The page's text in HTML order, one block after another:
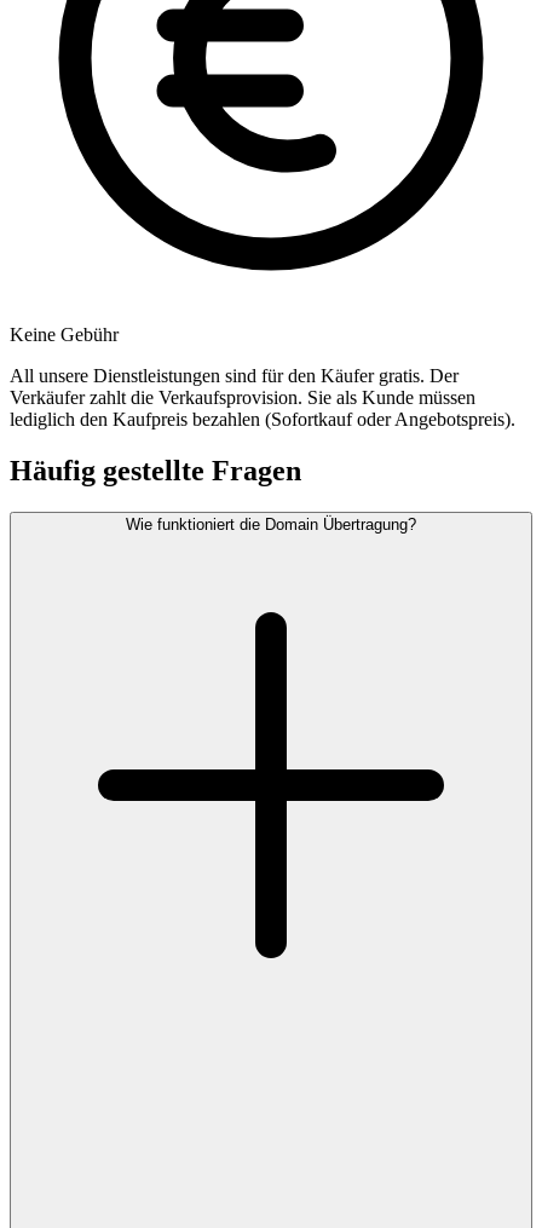
Keine Gebühr
All unsere Dienstleistungen sind für den Käufer gratis. Der
Verkäufer zahlt die Verkaufsprovision. Sie als Kunde müssen
lediglich den Kaufpreis bezahlen (Sofortkauf oder Angebotspreis).
Häufig gestellte Fragen
Wie funktioniert die Domain Übertragung?